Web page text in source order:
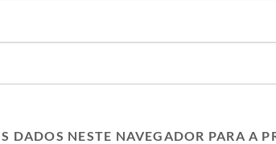
DADOS NESTE NAVEGADOR PARA A